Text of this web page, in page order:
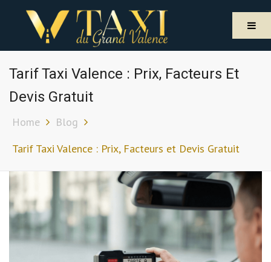
Tarif Taxi Valence : Prix, Facteurs Et
Devis Gratuit
Home
Blog
Tarif Taxi Valence : Prix, Facteurs et Devis Gratuit